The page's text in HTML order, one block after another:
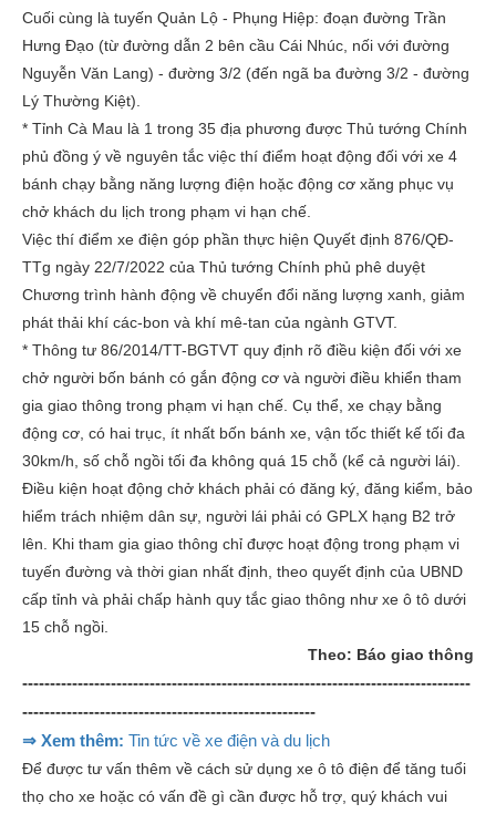
Cuối cùng là tuyến Quản Lộ - Phụng Hiệp: đoạn đường Trần
Hưng Đạo (từ đường dẫn 2 bên cầu Cái Nhúc, nối với đường
Nguyễn Văn Lang) - đường 3/2 (đến ngã ba đường 3/2 - đường
Lý Thường Kiệt).
* Tỉnh Cà Mau là 1 trong 35 địa phương được Thủ tướng Chính
phủ đồng ý về nguyên tắc việc thí điểm hoạt động đối với xe 4
bánh chạy bằng năng lượng điện hoặc động cơ xăng phục vụ
chở khách du lịch trong phạm vi hạn chế.
Việc thí điểm xe điện góp phần thực hiện Quyết định 876/QĐ-
TTg ngày 22/7/2022 của Thủ tướng Chính phủ phê duyệt
Chương trình hành động về chuyển đổi năng lượng xanh, giảm
phát thải khí các-bon và khí mê-tan của ngành GTVT.
* Thông tư 86/2014/TT-BGTVT quy định rõ điều kiện đối với xe
chở người bốn bánh có gắn động cơ và người điều khiển tham
gia giao thông trong phạm vi hạn chế. Cụ thể, xe chạy bằng
động cơ, có hai trục, ít nhất bốn bánh xe, vận tốc thiết kế tối đa
30km/h, số chỗ ngồi tối đa không quá 15 chỗ (kể cả người lái).
Điều kiện hoạt động chở khách phải có đăng ký, đăng kiểm, bảo
hiểm trách nhiệm dân sự, người lái phải có GPLX hạng B2 trở
lên. Khi tham gia giao thông chỉ được hoạt động trong phạm vi
tuyến đường và thời gian nhất định, theo quyết định của UBND
cấp tỉnh và phải chấp hành quy tắc giao thông như xe ô tô dưới
15 chỗ ngồi.
Theo: Báo giao thông
---------------------------------------------------------------------------------
-----------------------------------------------------
⇒ Xem thêm: Tin tức về xe điện và du lịch
Để được tư vấn thêm về cách sử dụng xe ô tô điện để tăng tuổi
thọ cho xe hoặc có vấn đề gì cần được hỗ trợ, quý khách vui